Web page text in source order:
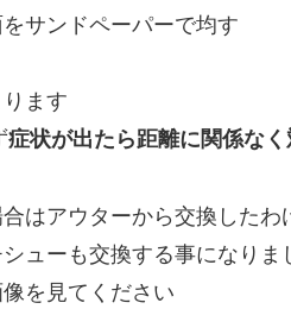
サンドペーパーで均す
ます
症状が出たら距離に関係な
はアウターから交換した
ューも交換する事になりま
を見てください